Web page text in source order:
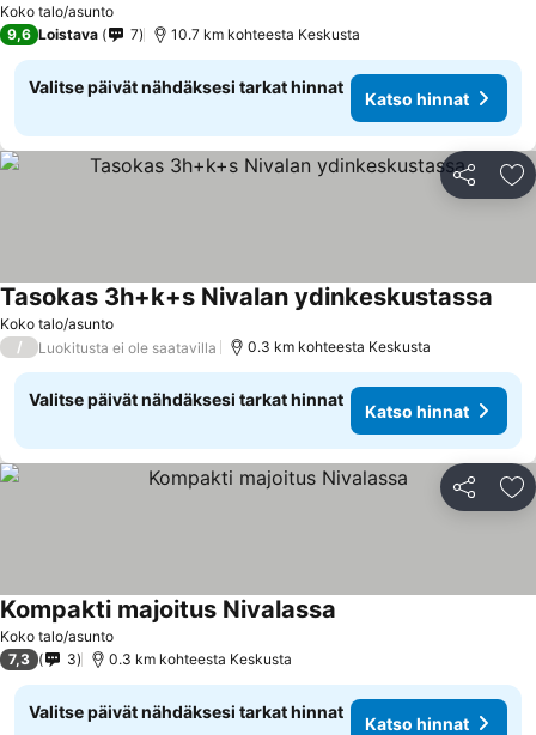
Koko talo/asunto
9,6 Loistava 7 10.7 km kohteesta Keskusta
Valitse päivät nähdäksesi tarkat hinnat
Katso hinnat
Jaa
Koko talo/asunto
Tasokas 3h+k+s Nivalan ydinkeskustassa
/ Luokitusta ei ole saatavilla 0.3 km kohteesta Keskusta
Valitse päivät nähdäksesi tarkat hinnat
Katso hinnat
Jaa
Koko talo/asunto
Kompakti majoitus Nivalassa
7,3 3 0.3 km kohteesta Keskusta
Valitse päivät nähdäksesi tarkat hinnat
Katso hinnat